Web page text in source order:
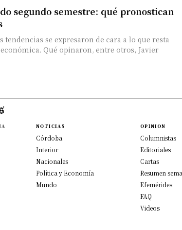
segundo semestre: qué pronostican
tendencias se expresaron de cara a lo que resta
Qué opinaron, entre otros, Javier
NOTICIAS
Córdoba
Interior
Nacionales
Política y Economía
Mundo
OPINION
Columnistas
Editoriales
Cartas
Resumen
Efemérides
FAQ
Videos